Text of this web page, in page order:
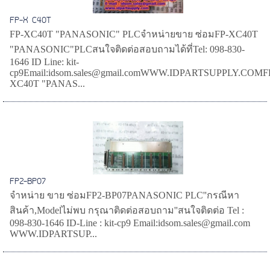
FP-X C40T
FP-XC40T "PANASONIC" PLCจำหน่ายขาย ซ่อมFP-XC40T
"PANASONIC"PLCสนใจติดต่อสอบถามได้ที่Tel: 098-830-
1646 ID Line: kit-
XC40T "PANAS...
FP2-BP07
จำหน่าย ขาย ซ่อมFP2-BP07PANASONIC PLC''กรณีหา
สินค้า,Modelไม่พบ กรุณาติดต่อสอบถาม''สนใจติดต่อ Tel :
098-830-1646 ID-Line : kit-cp9 Email:idsom.sales@gmail.com
WWW.IDPARTSUP...